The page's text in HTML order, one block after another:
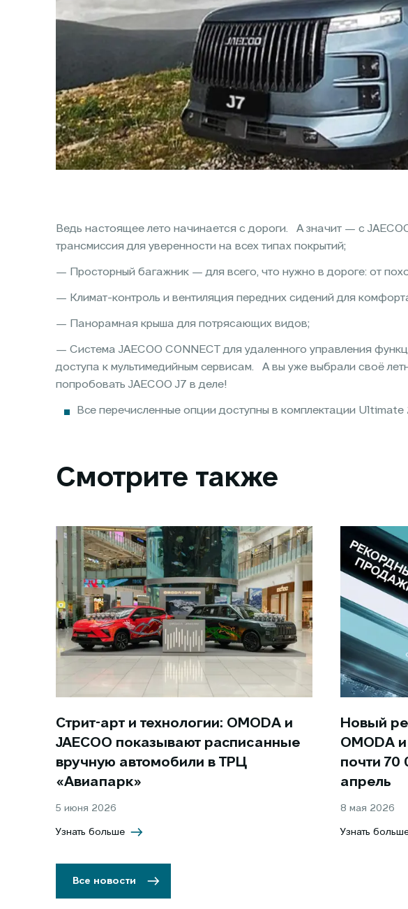
Ведь настоящее лето начинается с дороги. А значит — с
трансмиссия для уверенности на всех типах покрытий;
— Просторный багажник — для всего, что нужно в дороге: от
— Климат-контроль и вентиляция передних сидений для
— Панорамная крыша для потрясающих видов;
— Система JAECOO CONNECT для удаленного управления
доступа к мультимедийным сервисам. А вы уже выбрали своё
попробовать JAECOO J7 в деле!
Все перечисленные опции доступны в комплектации Ultimate
Смотрите также
Стрит-арт и технологии: OMODA и
JAECOO показывают расписанные
вручную автомобили в ТРЦ
«Авиапарк»
5 июня 2026
Узнать больше
Новый
OMODA
почти 70
апрель
8 мая 2026
Узнать
Все новости